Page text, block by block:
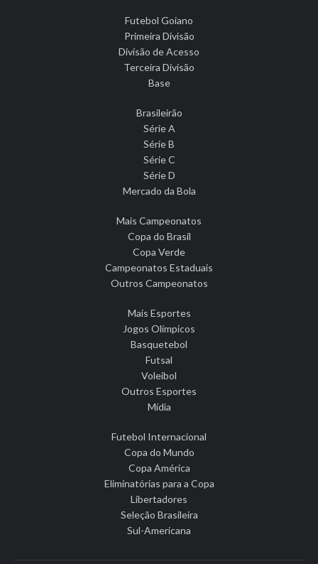
Futebol Goiano
Primeira Divisão
Divisão de Acesso
Terceira Divisão
Base
Brasileirão
Série A
Série B
Série C
Série D
Mercado da Bola
Mais Campeonatos
Copa do Brasil
Copa Verde
Campeonatos Estaduais
Outros Campeonatos
Mais Esportes
Jogos Olímpicos
Basquetebol
Futsal
Voleibol
Outros Esportes
Mídia
Futebol Internacional
Copa do Mundo
Copa América
Eliminatórias para a Copa
Libertadores
Seleção Brasileira
Sul-Americana